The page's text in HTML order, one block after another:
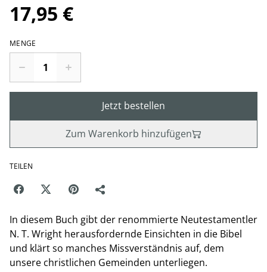
17,95 €
MENGE
Jetzt bestellen
Zum Warenkorb hinzufügen
TEILEN
In diesem Buch gibt der renommierte Neutestamentler
N. T. Wright herausfordernde Einsichten in die Bibel
und klärt so manches Missverständnis auf, dem
unsere christlichen Gemeinden unterliegen.